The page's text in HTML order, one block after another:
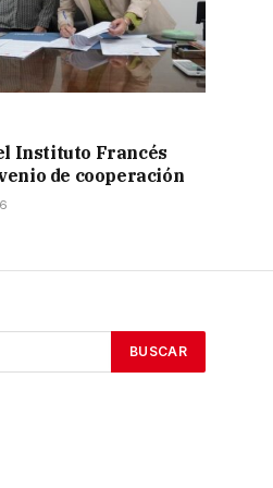
Instituto Francés
de cooperación